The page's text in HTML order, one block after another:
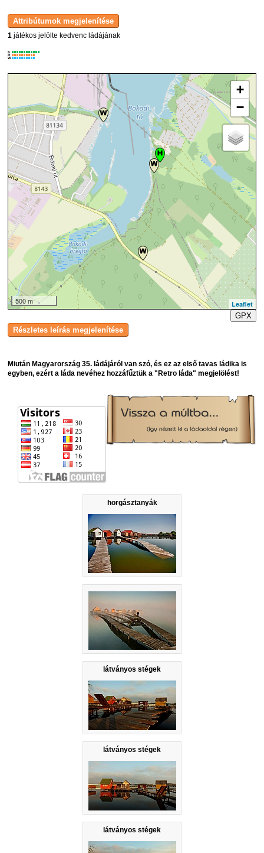
horgásztanyák
látványos stégek
látványos stégek
látványos stégek
1 játékos jelölte kedvenc ládájának
K
R
W
+
−
500 m
Leaflet
GPX
Miután Magyarország 35. ládájáról van szó, és ez az első tavas ládika is
egyben, ezért a láda nevéhez hozzáfűztük a "Retro láda" megjelölést!